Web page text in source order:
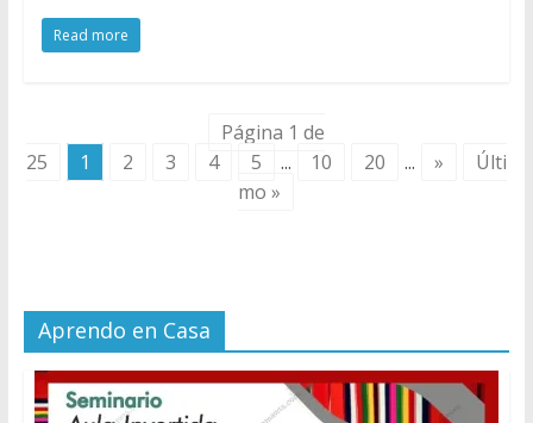
Read more
Página 1 de
25
1 2 3 4 5 ... 10 20 ... »
Últi
mo »
Aprendo en Casa